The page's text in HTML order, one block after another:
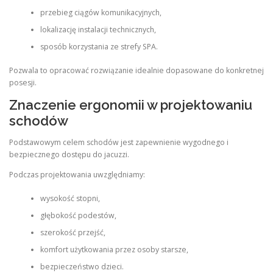
przebieg ciągów komunikacyjnych,
lokalizację instalacji technicznych,
sposób korzystania ze strefy SPA.
Pozwala to opracować rozwiązanie idealnie dopasowane do konkretnej
posesji.
Znaczenie ergonomii w projektowaniu
schodów
Podstawowym celem schodów jest zapewnienie wygodnego i
bezpiecznego dostępu do jacuzzi.
Podczas projektowania uwzględniamy:
wysokość stopni,
głębokość podestów,
szerokość przejść,
komfort użytkowania przez osoby starsze,
bezpieczeństwo dzieci.